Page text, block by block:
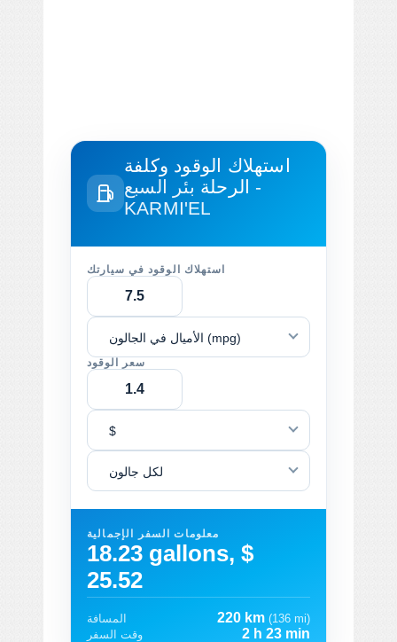
استهلاك الوقود وكلفة
الرحلة بئر السبع -
KARMI'EL
استهلاك الوقود في سيارتك
الأميال في الجالون (mpg)
سعر الوقود
$
لكل جالون
معلومات السفر الإجمالية
18.23 gallons, $
25.52
المسافة 220 km (136 mi)
وقت السفر
2 h 23 min